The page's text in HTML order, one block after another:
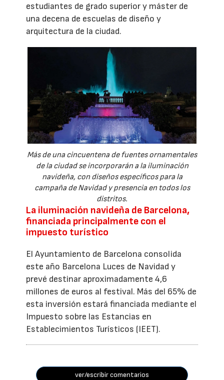
estudiantes de grado superior y máster de
una decena de escuelas de diseño y
arquitectura de la ciudad.
Más de una cincuentena de fuentes ornamentales
de la ciudad se incorporarán a la iluminación
navideña, con diseños específicos para la
campaña de Navidad y presencia en todos los
distritos.
La iluminación navideña de Barcelona,
financiada principalmente con el
impuesto turístico
El Ayuntamiento de Barcelona consolida
este año Barcelona Luces de Navidad y
prevé destinar aproximadamente 4,6
millones de euros al festival. Más del 65% de
esta inversión estará financiada mediante el
Impuesto sobre las Estancias en
Establecimientos Turísticos (IEET).
ver/escribir comentarios